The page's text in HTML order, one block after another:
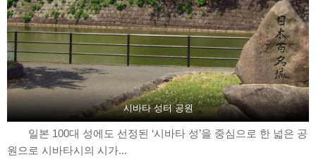
시바타 성터 공원
일본 100대 성에도 선정된 ‘시바타 성’을 중심으로 한 넓은 공
원으로 시바타시의 시가...